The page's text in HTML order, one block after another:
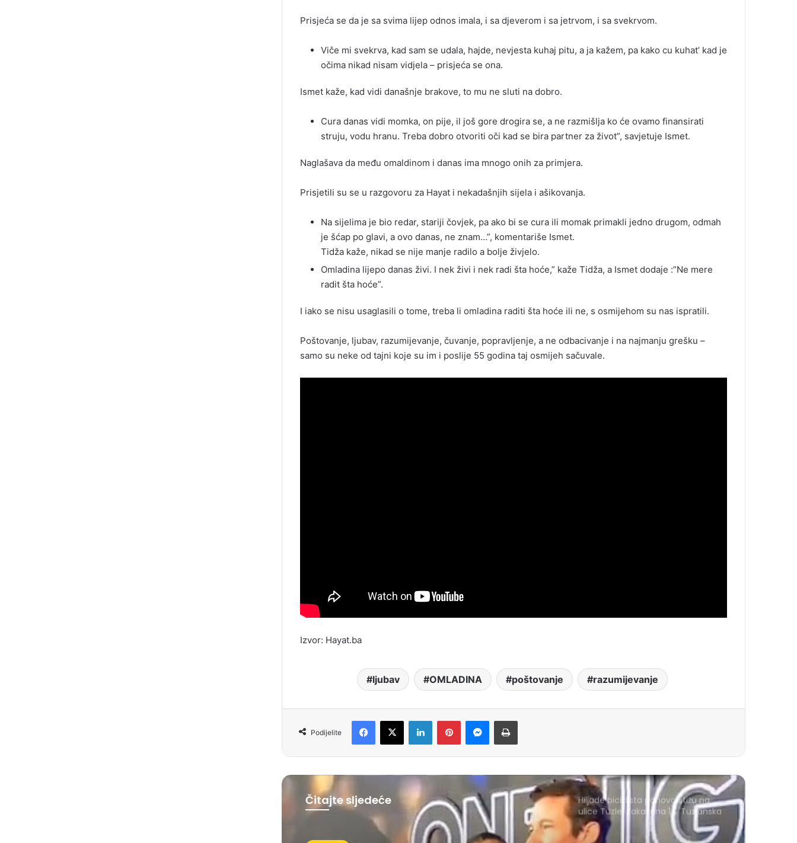
Prisjeća se da je sa svima lijep odnos imala, i sa djeverom i sa jetrvom, i sa svekrvom.
Viče mi svekrva, kad sam se udala, hajde, nevjesta kuhaj pitu, a ja kažem, pa kako cu kuhat’ kad je
očima nikad nisam vidjela – prisjeća se ona.
Ismet kaže, kad vidi današnje brakove, to mu ne sluti na dobro.
Cura danas vidi momka, on pije, il još gore drogira se, a ne razmišlja ko će ovamo finansirati
struju, vodu hranu. Treba dobro otvoriti oči kad se bira partner za život”, savjetuje Ismet.
Naglašava da među omaldinom i danas ima mnogo onih za primjera.
Prisjetili su se u razgovoru za Hayat i nekadašnjih sijela i ašikovanja.
Na sijelima je bio redar, stariji čovjek, pa ako bi se cura ili momak primakli jedno drugom, odmah
je šćap po glavi, a ovo danas, ne znam…”, komentariše Ismet.
Tidža kaže, nikad se nije manje radilo a bolje živjelo.
Omladina lijepo danas živi. I nek živi i nek radi šta hoće,” kaže Tidža, a Ismet dodaje :”Ne mere
radit šta hoće”.
I iako se nisu usaglasili o tome, treba li omladina raditi šta hoće ili ne, s osmijehom su nas ispratili.
Poštovanje, ljubav, razumijevanje, čuvanje, popravljenje, a ne odbacivanje i na najmanju grešku –
samo su neke od tajni koje su im i poslije 55 godina taj osmijeh sačuvale.
Izvor: Hayat.ba
ljubav OMLADINA poštovanje razumijevanje
Podijelite
Čitajte sljedeće
Hiljade biciklista ponovo stižu na
ulice Tuzle: Zakazana 14. Tuzlanska
biciklijada